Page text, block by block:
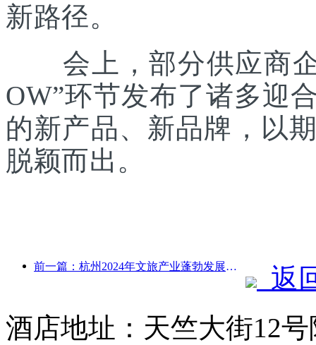
新路径。
会上，部分供应商企
OW”环节发布了诸多迎
的新产品、新品牌，以
脱颖而出。
前一篇：杭州2024年文旅产业蓬勃发展：文化增加值超3400亿，入境游客倍增
返
酒店地址：天竺大街12